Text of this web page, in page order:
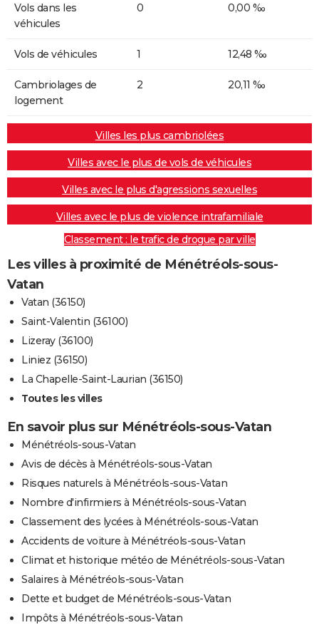
Vols dans les
véhicules
0 0,00 ‰
Vols de véhicules 1 12,48 ‰
Cambriolages de
logement
2 20,11 ‰
Villes les plus cambriolées
Villes avec le plus de vols de véhicules
Villes avec le plus d'agressions sexuelles
Villes avec le plus de violence intrafamiliale
Classement : le trafic de drogue par ville
Les villes à proximité de Ménétréols-sous-
Vatan
Vatan (36150)
Saint-Valentin (36100)
Lizeray (36100)
Liniez (36150)
La Chapelle-Saint-Laurian (36150)
Toutes les villes
En savoir plus sur Ménétréols-sous-Vatan
Ménétréols-sous-Vatan
Avis de décès à Ménétréols-sous-Vatan
Risques naturels à Ménétréols-sous-Vatan
Nombre d'infirmiers à Ménétréols-sous-Vatan
Classement des lycées à Ménétréols-sous-Vatan
Accidents de voiture à Ménétréols-sous-Vatan
Climat et historique météo de Ménétréols-sous-Vatan
Salaires à Ménétréols-sous-Vatan
Dette et budget de Ménétréols-sous-Vatan
Impôts à Ménétréols-sous-Vatan